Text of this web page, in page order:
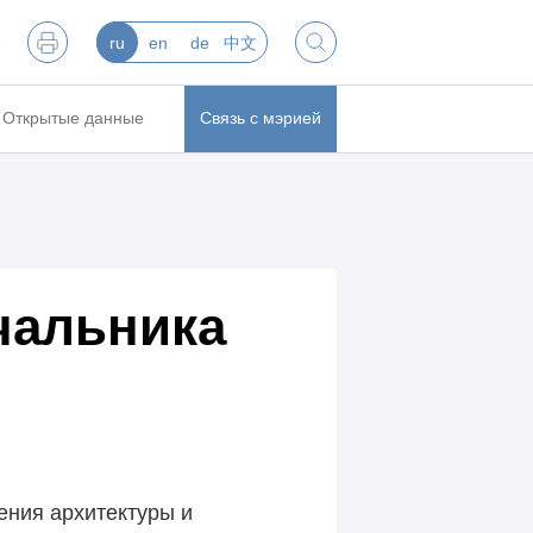
ru en de 中文
Открытые данные Связь с мэрией
архитектуры и